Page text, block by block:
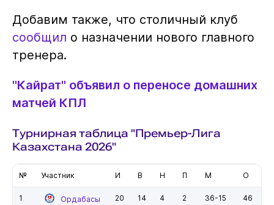
Добавим также, что столичный клуб
сообщил о назначении нового главного
тренера.
"Кайрат" объявил о переносе домашних
матчей КПЛ
Турнирная таблица "Премьер-Лига
Казахстана 2026"
№ Участник И В Н П М О
1 Ордабасы 20 14 4 2 36-15 46